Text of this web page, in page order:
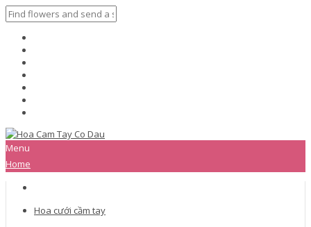
Menu
Home
Hoa cưới cầm tay